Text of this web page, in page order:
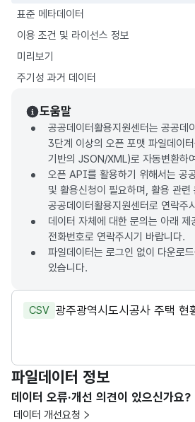
표준 메타데이터
이용 조건 및 라이선스 정보
미리보기
주기성 과거 데이터
도움말
공공데이터활용지원센터는 공공데
3단계 이상의 오픈 포맷 파일데이
기반의 JSON/XML)로 자동변환하
오픈 API를 활용하기 위해서는 공
및 활용신청이 필요하며, 활용 관련
공공데이터활용지원센터로 연락주
데이터 자체에 대한 문의는 아래 제
전화번호로 연락주시기 바랍니다.
파일데이터는 로그인 없이 다운로
있습니다.
CSV 광주광역시도시공사 주택 현
파일데이터 정보
데이터 오류·개선 의견이 있으신가요?
데이터 개선요청